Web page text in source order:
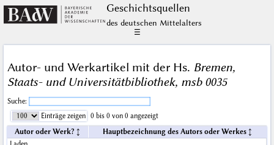
Geschichts­quellen
des deutschen Mittelalters
☰
Autor- und Werkartikel mit der Hs. Bremen,
Staats- und Universitätbibliothek, msb 0035
Suche:
Einträge zeigen
0 bis 0 von 0 angezeigt
Autor oder Werk?
Hauptbezeichnung des Autors oder Werkes